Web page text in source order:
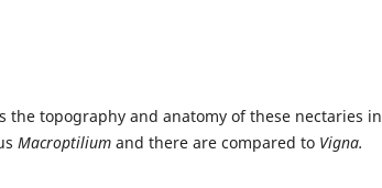
the topography and anatomy of these nectaries in
Macroptilium and there are compared to Vigna.